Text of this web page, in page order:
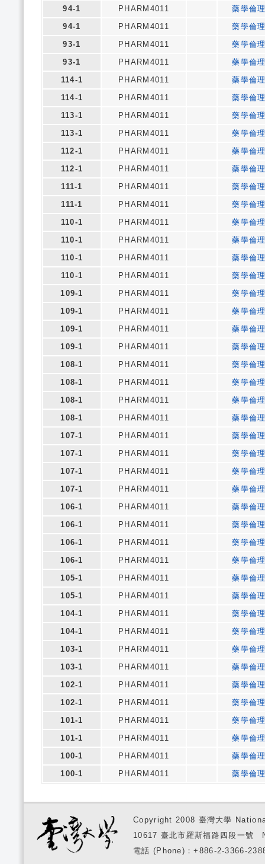
94-1
PHARM4011
藥學倫
94-1
PHARM4011
藥學倫
93-1
PHARM4011
藥學倫
93-1
PHARM4011
藥學倫
114-1
PHARM4011
藥學倫
114-1
PHARM4011
藥學倫
113-1
PHARM4011
藥學倫
113-1
PHARM4011
藥學倫
112-1
PHARM4011
藥學倫
112-1
PHARM4011
藥學倫
111-1
PHARM4011
藥學倫
111-1
PHARM4011
藥學倫
110-1
PHARM4011
藥學倫
110-1
PHARM4011
藥學倫
110-1
PHARM4011
藥學倫
110-1
PHARM4011
藥學倫
109-1
PHARM4011
藥學倫
109-1
PHARM4011
藥學倫
109-1
PHARM4011
藥學倫
109-1
PHARM4011
藥學倫
108-1
PHARM4011
藥學倫
108-1
PHARM4011
藥學倫
108-1
PHARM4011
藥學倫
108-1
PHARM4011
藥學倫
107-1
PHARM4011
藥學倫
107-1
PHARM4011
藥學倫
107-1
PHARM4011
藥學倫
107-1
PHARM4011
藥學倫
106-1
PHARM4011
藥學倫
106-1
PHARM4011
藥學倫
106-1
PHARM4011
藥學倫
106-1
PHARM4011
藥學倫
105-1
PHARM4011
藥學倫
105-1
PHARM4011
藥學倫
104-1
PHARM4011
藥學倫
104-1
PHARM4011
藥學倫
103-1
PHARM4011
藥學倫
103-1
PHARM4011
藥學倫
102-1
PHARM4011
藥學倫
102-1
PHARM4011
藥學倫
101-1
PHARM4011
藥學倫
101-1
PHARM4011
藥學倫
100-1
PHARM4011
藥學倫
100-1
PHARM4011 藥學倫
Copyright 2008 臺灣大學
10617 臺北市羅斯福路四段一
電話 (Phone)：+886-2-3366-